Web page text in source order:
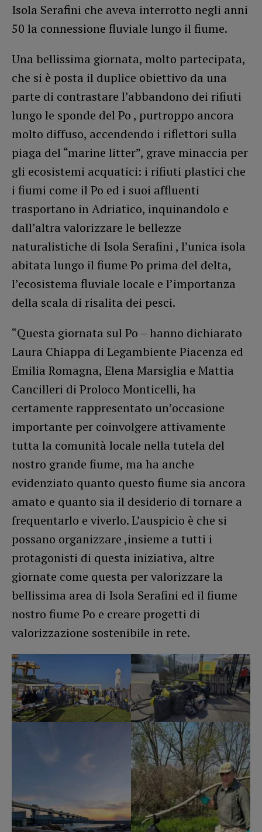
Isola Serafini che aveva interrotto negli anni
50 la connessione fluviale lungo il fiume.
Una bellissima giornata, molto partecipata,
che si è posta il duplice obiettivo da una
parte di contrastare l’abbandono dei rifiuti
lungo le sponde del Po , purtroppo ancora
molto diffuso, accendendo i riflettori sulla
piaga del “marine litter”, grave minaccia per
gli ecosistemi acquatici: i rifiuti plastici che
i fiumi come il Po ed i suoi affluenti
trasportano in Adriatico, inquinandolo e
dall’altra valorizzare le bellezze
naturalistiche di Isola Serafini , l’unica isola
abitata lungo il fiume Po prima del delta,
l’ecosistema fluviale locale e l’importanza
della scala di risalita dei pesci.
“Questa giornata sul Po – hanno dichiarato
Laura Chiappa di Legambiente Piacenza ed
Emilia Romagna, Elena Marsiglia e Mattia
Cancilleri di Proloco Monticelli, ha
certamente rappresentato un’occasione
importante per coinvolgere attivamente
tutta la comunità locale nella tutela del
nostro grande fiume, ma ha anche
evidenziato quanto questo fiume sia ancora
amato e quanto sia il desiderio di tornare a
frequentarlo e viverlo. L’auspicio è che si
possano organizzare ,insieme a tutti i
protagonisti di questa iniziativa, altre
giornate come questa per valorizzare la
bellissima area di Isola Serafini ed il fiume
nostro fiume Po e creare progetti di
valorizzazione sostenibile in rete.